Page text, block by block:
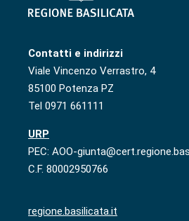
Contatti e indirizzi
Viale Vincenzo Verrastro, 4
85100 Potenza PZ
Tel 0971 661111
URP
PEC: AOO-
C.F. 80002950766
regione.basilicata.it